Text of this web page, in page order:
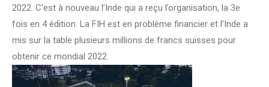
2022. C’est à nouveau l’Inde qui a reçu l’organisation, la 3e
fois en 4 édition. La FIH est en problème financier et l’Inde a
mis sur la table plusieurs millions de francs suisses pour
obtenir ce mondial 2022.